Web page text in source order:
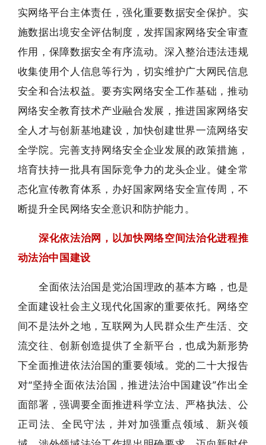
实网络平台主体责任，强化重要数据安全保护。实
施数据出境安全评估制度，发挥国家网络安全审查
作用，保障数据安全有序流动。深入整治违法违规
收集使用个人信息等行为，切实维护广大网民信息
安全和合法权益。要夯实网络安全工作基础，推动
网络安全教育技术产业融合发展，推进国家网络安
全人才与创新基地建设，加快创建世界一流网络安
全学院。完善支持网络安全企业发展的政策措施，
培育扶持一批具有国际竞争力的龙头企业。健全常
态化宣传教育体系，办好国家网络安全宣传周，不
断提升全民网络安全意识和防护能力。
深化依法治网，以加快网络空间法治化进程推
动法治中国建设
全面依法治国是党治国理政的基本方略，也是
全面建设社会主义现代化国家的重要依托。网络空
间不是法外之地，互联网为人民群众生产生活、交
流交往、创新创造提供了全新平台，也成为新形势
下全面推进依法治国的重要领域。党的二十大报告
对“坚持全面依法治国，推进法治中国建设”作出全
面部署，强调要全面推进科学立法、严格执法、公
正司法、全民守法，并对加强重点领域、新兴领